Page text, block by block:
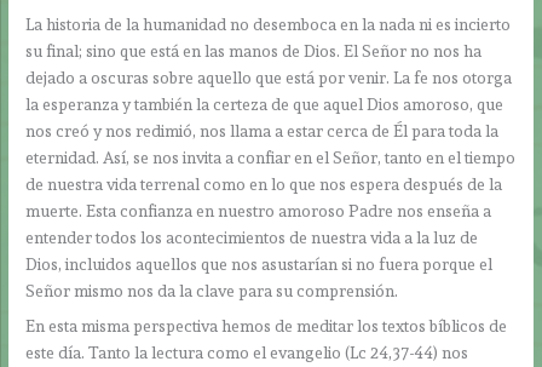
La historia de la humanidad no desemboca en la nada ni es incierto
su final; sino que está en las manos de Dios. El Señor no nos ha
dejado a oscuras sobre aquello que está por venir. La fe nos otorga
la esperanza y también la certeza de que aquel Dios amoroso, que
nos creó y nos redimió, nos llama a estar cerca de Él para toda la
eternidad. Así, se nos invita a confiar en el Señor, tanto en el tiempo
de nuestra vida terrenal como en lo que nos espera después de la
muerte. Esta confianza en nuestro amoroso Padre nos enseña a
entender todos los acontecimientos de nuestra vida a la luz de
Dios, incluidos aquellos que nos asustarían si no fuera porque el
Señor mismo nos da la clave para su comprensión.
En esta misma perspectiva hemos de meditar los textos bíblicos de
este día. Tanto la lectura como el evangelio (Lc 24,37-44) nos